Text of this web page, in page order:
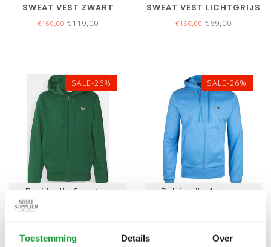
Toestemming Details Over
SWEAT VEST ZWART
€160,00€119,00
SWEAT VEST LICHTGRIJS
€160,00€69,00
SALE-26%
Bekijk alle 9 maten
CAPUCHON
SALE-26%
Bekijk alle 1 maten